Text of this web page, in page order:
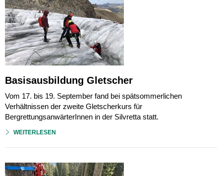
Basisausbildung Gletscher
Vom 17. bis 19. September fand bei spätsommerlichen
Verhältnissen der zweite Gletscherkurs für
BergrettungsanwärterInnen in der Silvretta statt.
WEITERLESEN